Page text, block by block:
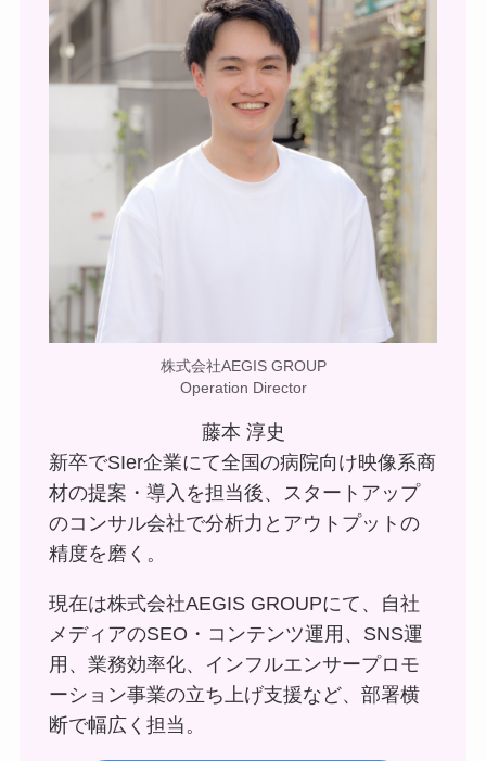
株式会社AEGIS GROUP
Operation Director
藤本 淳史
新卒でSIer企業にて全国の病院向け映像系商
材の提案・導入を担当後、スタートアップ
のコンサル会社で分析力とアウトプットの
精度を磨く。
現在は株式会社AEGIS GROUPにて、自社
メディアのSEO・コンテンツ運用、SNS運
用、業務効率化、インフルエンサープロモ
ーション事業の立ち上げ支援など、部署横
断で幅広く担当。